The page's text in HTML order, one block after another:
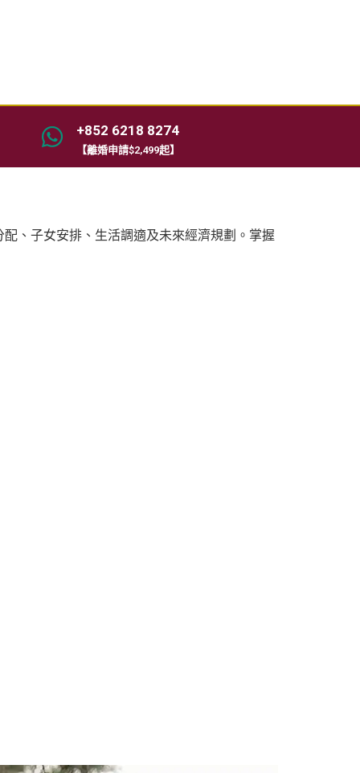
+852 6218 8274
【離婚申請$2,499起】
、子女安排、生活調適及未來經濟規劃。掌握